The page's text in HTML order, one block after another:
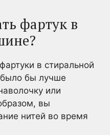
фартук в
в стиральной
бы лучше
или
вы
нитей во время